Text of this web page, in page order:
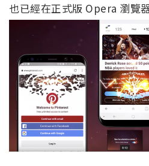
也已經在正式版 Opera 瀏覽